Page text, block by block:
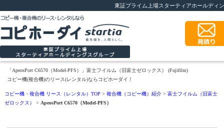
東証プライム上場スターティアホールディ
「ApeosPort C6570（Model-PFS）」富士フイルム（旧富士ゼロックス） (Fujifilm)
コピー機(複合機)のリース(レンタル)ならコピホーダイ！
コピー機・複合機 リース（レンタル）TOP >複合機（コピー機）紹介 >富士フイルム（旧富士
ゼロックス）> ApeosPort C6570（Model-PFS）